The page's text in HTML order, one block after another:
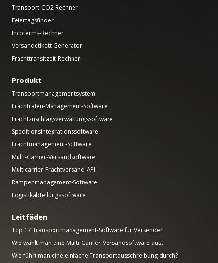
Transport-CO2-Rechner
Feiertagsfinder
Incoterms-Rechner
Versandetikett-Generator
Frachttransitzeit-Rechner
Produkt
Transportmanagementsystem
Frachtraten-Management-Software
Frachtzuschlagsverwaltungssoftware
Speditionsintegrationssoftware
Frachtmanagement-Software
Multi-Carrier-Versandsoftware
Multicarrier-Frachtversand-API
Rampenmanagement-Software
Logistikabteilungssoftware
Leitfäden
Top 17 Transportmanagement-Software für Versender
Wie wählt man eine Multi-Carrier-Versandsoftware aus?
Wie führt man eine einfache Transportausschreibung durch?